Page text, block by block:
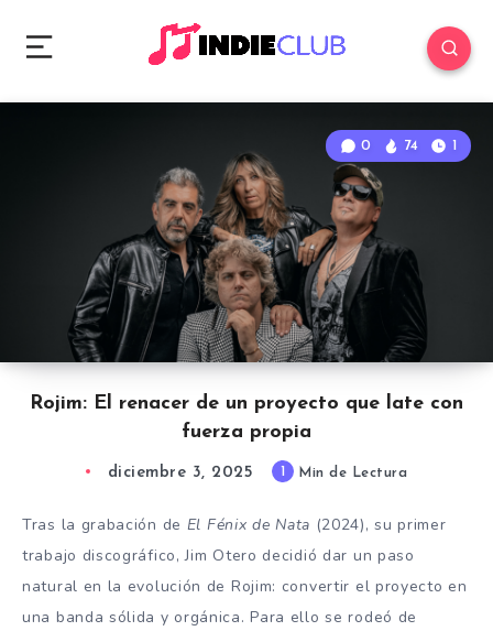
Rojim: El renacer de un proyecto que late con
fuerza propia
0 74 1
diciembre 3, 2025 Min de Lectura
Tras la grabación de El Fénix de Nata (2024), su primer
trabajo discográfico, Jim Otero decidió dar un paso
natural en la evolución de Rojim: convertir el proyecto en
una banda sólida y orgánica. Para ello se rodeó de